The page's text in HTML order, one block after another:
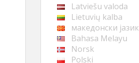
Latviešu valoda
Lietuvių kalba
македонски јазик
Bahasa Melayu
Norsk
Polski